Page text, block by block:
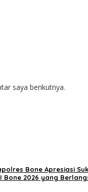
saya berikutnya.
Bone Apresiasi
Bone 2026 yang